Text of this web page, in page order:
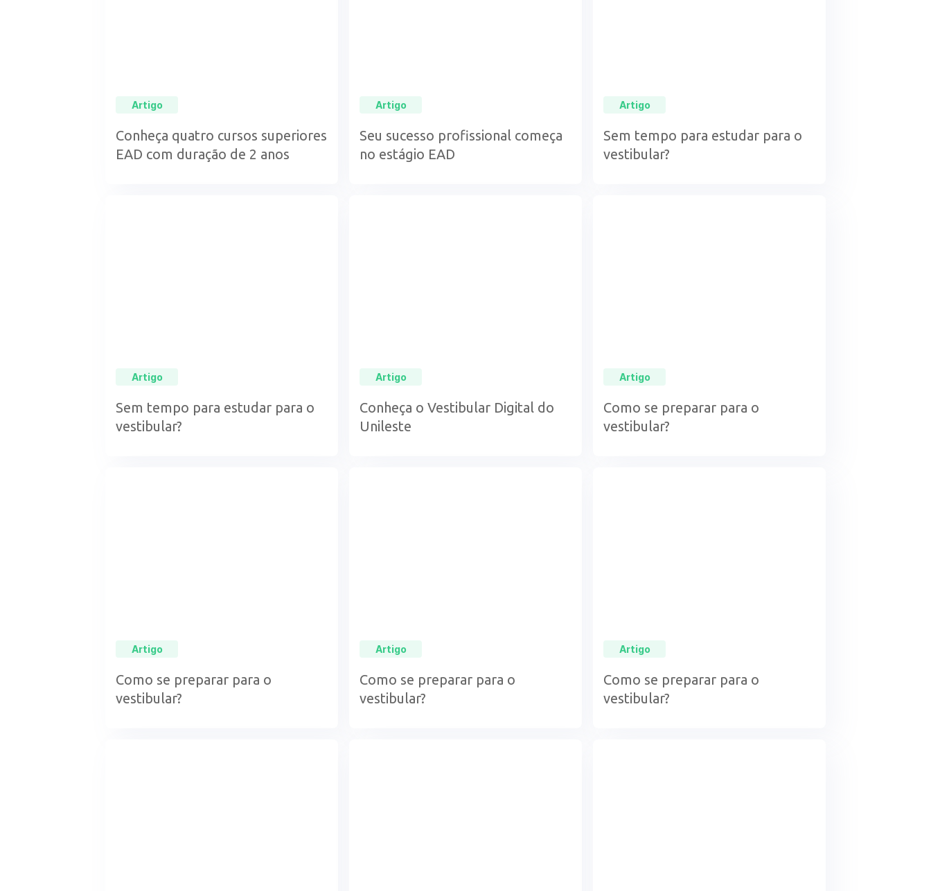
Artigo
Conheça quatro cursos superiores
EAD com duração de 2 anos
Artigo
Seu sucesso profissional começa
no estágio EAD
Artigo
Sem tempo para estudar para o
vestibular?
Artigo
Sem tempo para estudar para o
vestibular?
Artigo
Conheça o Vestibular Digital do
Unileste
Artigo
Como se preparar para o
vestibular?
Artigo
Como se preparar para o
vestibular?
Artigo
Como se preparar para o
vestibular?
Artigo
Como se preparar para o
vestibular?